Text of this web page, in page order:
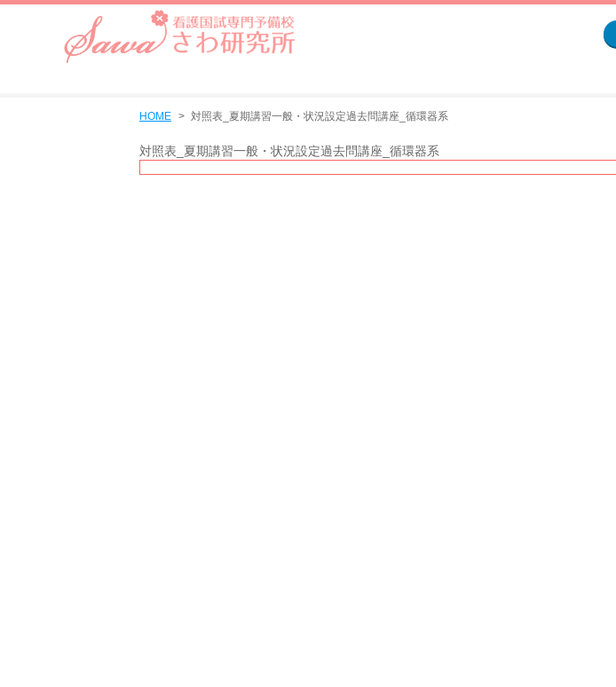
HOME 対照表_夏期講習一般・状況設定過去問講座_循環器系
対照表_夏期講習一般・状況設定過去問講座_循環器系